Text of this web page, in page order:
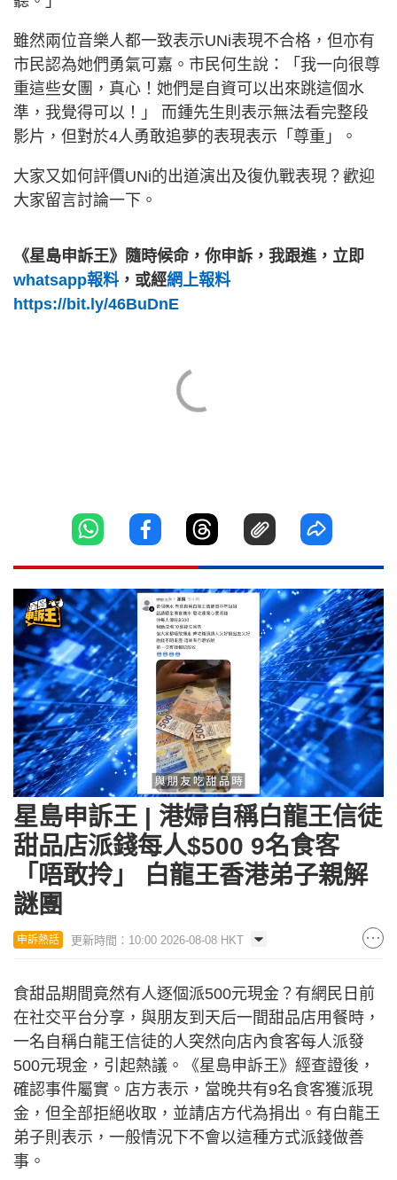
雖然兩位音樂人都一致表示UNi表現不合格，但亦有
市民認為她們勇氣可嘉。市民何生說：「我一向很尊
重這些女團，真心！她們是自資可以出來跳這個水
準，我覺得可以！」 而鍾先生則表示無法看完整段
影片，但對於4人勇敢追夢的表現表示「尊重」。
大家又如何評價UNi的出道演出及復仇戰表現？歡迎
大家留言討論一下。
《星島申訴王》隨時候命，你申訴，我跟進，立即
whatsapp報料，或經網上報料
https://bit.ly/46BuDnE
Unmute Loaded
24.92%
星島申訴王 | 港婦自稱白龍王信徒
甜品店派錢每人$500 9名食客
「唔敢拎」 白龍王香港弟子親解
謎團
申訴熱話 更新時間：10:00 2026-08-08 HKT
食甜品期間竟然有人逐個派500元現金？有網民日前
在社交平台分享，與朋友到天后一間甜品店用餐時，
一名自稱白龍王信徒的人突然向店內食客每人派發
500元現金，引起熱議。《星島申訴王》經查證後，
確認事件屬實。店方表示，當晚共有9名食客獲派現
金，但全部拒絕收取，並請店方代為捐出。有白龍王
弟子則表示，一般情況下不會以這種方式派錢做善
事。